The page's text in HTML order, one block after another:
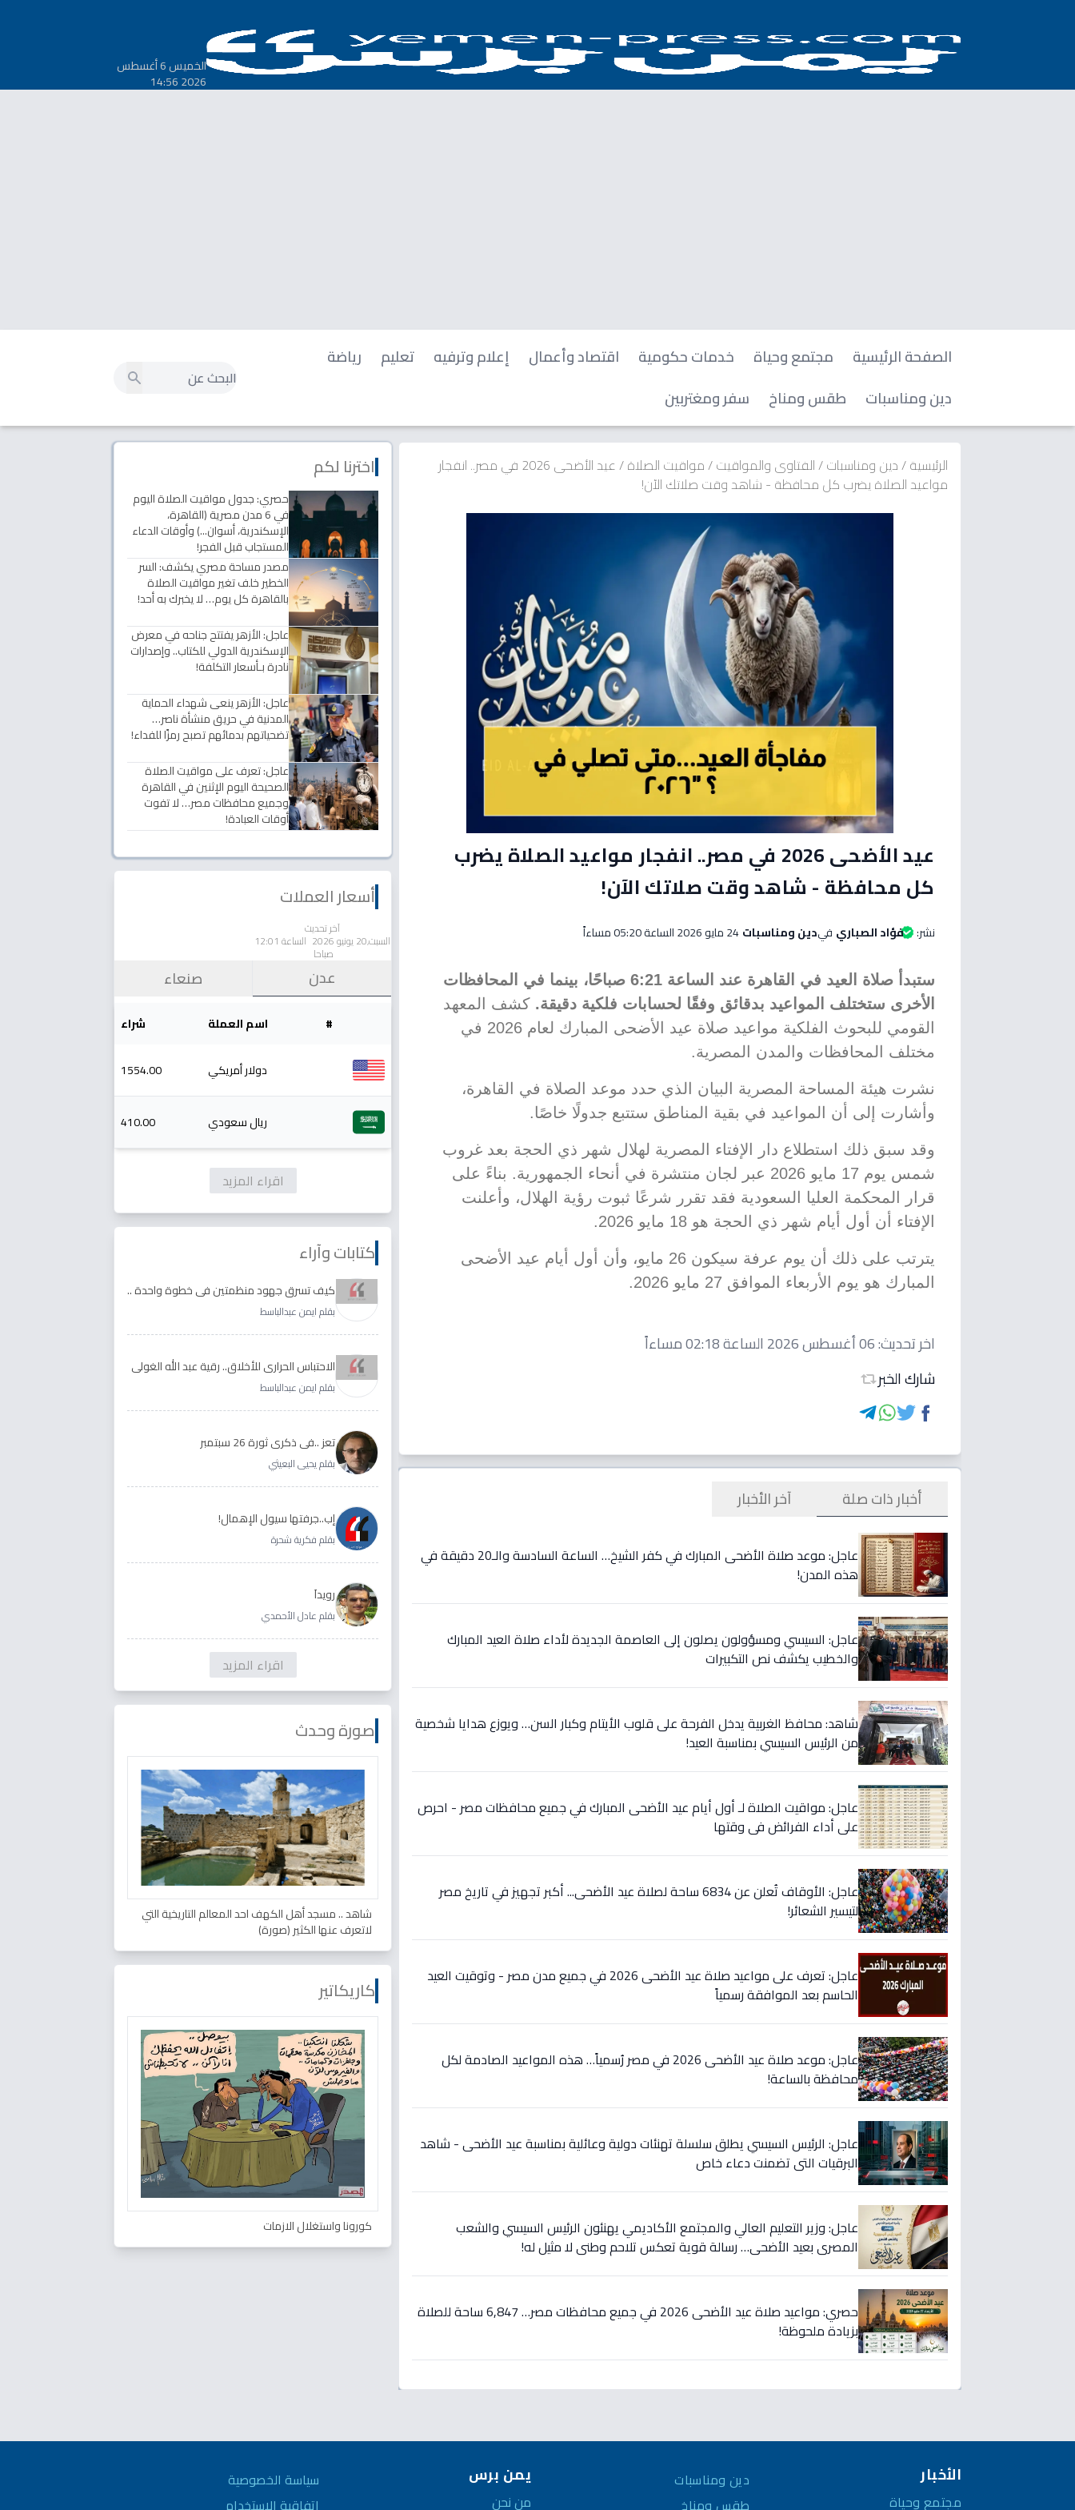
الخميس 6 أغسطس
2026 14:56
الصفحة الرئيسية مجتمع وحياة خدمات حكومية اقتصاد وأعمال إعلام وترفيه تعليم
رياضة
دين ومناسبات
طقس ومناخ سفر ومغتربين
الرئيسية/دين ومناسبات/الفتاوى والمواقيت/مواقيت الصلاة/
عيد الأضحى 2026 في مصر.. انفجار
مواعيد الصلاة يضرب كل محافظة - شاهد وقت صلاتك الآن!
عيد الأضحى 2026 في مصر.. انفجار مواعيد الصلاة يضرب
كل محافظة - شاهد وقت صلاتك الآن!
نشر: فؤاد الصباري فيدين ومناسبات24 مايو 2026 الساعة 05:20 مساءاً
ستبدأ صلاة العيد في القاهرة عند الساعة 6:21 صباحًا، بينما في المحافظات
الأخرى ستختلف المواعيد بدقائق وفقًا لحسابات فلكية دقيقة. كشف المعهد
القومي للبحوث الفلكية مواعيد صلاة عيد الأضحى المبارك لعام 2026 في
مختلف المحافظات والمدن المصرية.
نشرت هيئة المساحة المصرية البيان الذي حدد موعد الصلاة في القاهرة،
وأشارت إلى أن المواعيد في بقية المناطق ستتبع جدولًا خاصًا.
وقد سبق ذلك استطلاع دار الإفتاء المصرية لهلال شهر ذي الحجة بعد غروب
شمس يوم 17 مايو 2026 عبر لجان منتشرة في أنحاء الجمهورية. بناءً على
قرار المحكمة العليا السعودية فقد تقرر شرعًا ثبوت رؤية الهلال، وأعلنت
الإفتاء أن أول أيام شهر ذي الحجة هو 18 مايو 2026.
يترتب على ذلك أن يوم عرفة سيكون 26 مايو، وأن أول أيام عيد الأضحى
المبارك هو يوم الأربعاء الموافق 27 مايو 2026.
اخر تحديث:06 أغسطس 2026 الساعة 02:18 مساءاً
شارك الخبر
أخبار ذات صلة آخر الأخبار
عاجل: موعد صلاة الأضحى المبارك في كفر الشيخ… الساعة السادسة والـ20 دقيقة في
هذه المدن!
عاجل: السيسي ومسؤولون يصلون إلى العاصمة الجديدة لأداء صلاة العيد المبارك
والخطيب يكشف نص التكبيرات
شاهد: محافظ الغربية يدخل الفرحة على قلوب الأيتام وكبار السن… ويوزع هدايا شخصية
من الرئيس السيسي بمناسبة العيد!
عاجل: مواقيت الصلاة لـ أول أيام عيد الأضحى المبارك في جميع محافظات مصر - احرص
على أداء الفرائض في وقتها
عاجل: الأوقاف تُعلن عن 6834 ساحة لصلاة عيد الأضحى... أكبر تجهيز في تاريخ مصر
لتيسير الشعائر!
عاجل: تعرف على مواعيد صلاة عيد الأضحى 2026 في جميع مدن مصر - وتوقيت العيد
الحاسم بعد الموافقة رسمياً
عاجل: موعد صلاة عيد الأضحى 2026 في مصر رُسمياً… هذه المواعيد الصادمة لكل
محافظة بالساعة!
عاجل: الرئيس السيسي يطلق سلسلة تهنئات دولية وعائلية بمناسبة عيد الأضحى - شاهد
البرقيات التي تضمنت دعاء خاص
عاجل: وزير التعليم العالي والمجتمع الأكاديمي يهنئون الرئيس السيسي والشعب
المصري بعيد الأضحى… رسالة قوية تعكس تلاحم وطني لا مثيل له!
حصري: مواعيد صلاة عيد الأضحى 2026 في جميع محافظات مصر… 6,847 ساحة للصلاة
بزيادة ملحوظة!
اخترنا لكم
حصري: جدول مواقيت الصلاة اليوم
في 6 مدن مصرية (القاهرة،
الإسكندرية، أسوان...) وأوقات الدعاء
المستجاب قبل الفجر!
مصدر مساحة مصري يكشف: السر
الخطير خلف تغير مواقيت الصلاة
بالقاهرة كل يوم… لا يخبرك به أحد!
عاجل: الأزهر يفتتح جناحه في معرض
الإسكندرية الدولي للكتاب.. وإصدارات
نادرة بـأسعار التكلفة!
عاجل: الأزهر ينعى شهداء الحماية
المدنية في حريق منشأة ناصر…
تضحياتهم بدمائهم تصبح رمزًا للفداء!
عاجل: تعرف على مواقيت الصلاة
الصحيحة اليوم الإثنين في القاهرة
وجميع محافظات مصر… لا تفوت
أوقات العبادة!
أسعار العملات
آخر تحديث
السبت,20 يونيو 2026 الساعة 12:01
صباحا
عدن صنعاء
# اسم العملة شراء
دولار أمريكي 1554.00
ريال سعودي 410.00
اقراء المزيد
كتابات وآراء
كيف تسرق جهود منظمتين في خطوة واحدة ..
الأجابة لدى رقية عبد الله الغولي وغدير طيره
بقلم ايمن عبدالباسط
الاحتباس الحراري للأخلاق.. رقية عبد الله الغولي
وغدير طيره نموذجا
بقلم ايمن عبدالباسط
تعز ..في ذكرى ثورة 26 سبتمبر
بقلم يحيى البعيثي
إب..جرفتها سيول الإهمال!
بقلم فكرية شحرة
رويداَ
بقلم عادل الأحمدي
اقراء المزيد
صورة وحدث
شاهد .. مسجد أهل الكهف احد المعالم التاريخية التي
لاتعرف عنها الكثير (صورة)
كاريكاتير
كورونا واستغلال الازمات
الأخبار
مجتمع وحياة
دين ومناسبات
طقس ومناخ
يمن برس
من نحن
سياسة الخصوصية
اتفاقية الاستخدام